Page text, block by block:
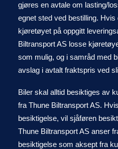
gjøres en avtale om lasting/
egnet sted ved bestilling.
kjøretøyet på oppgitt
Biltransport AS losse
som mulig, og i samråd med
avslag i avtalt fraktspris ved
Biler skal alltid besiktiges av
fra Thune Biltransport AS.
besiktigelse, vil sjåføren
Thune Biltransport AS anser
besiktigelse som aksept fra